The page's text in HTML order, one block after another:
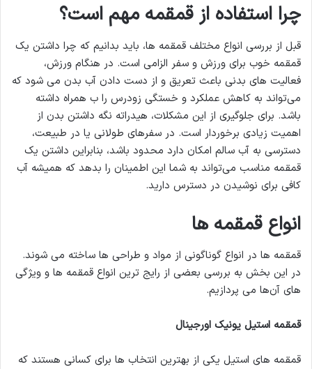
چرا استفاده از قمقمه مهم است؟
قبل از بررسی انواع مختلف قمقمه ها، باید بدانیم که چرا داشتن یک
قمقمه خوب برای ورزش و سفر الزامی است. در هنگام ورزش،
فعالیت های بدنی باعث تعریق و از دست دادن آب بدن می شود که
می‌تواند به کاهش عملکرد و خستگی زودرس را ب همراه داشته
باشد. برای جلوگیری از این مشکلات، هیدراته نگه داشتن بدن از
اهمیت زیادی برخوردار است. در سفرهای طولانی یا در طبیعت،
دسترسی به آب سالم امکان دارد محدود باشد، بنابراین داشتن یک
قمقمه مناسب می‌تواند به شما این اطمینان را بدهد که همیشه آب
کافی برای نوشیدن در دسترس دارید.
انواع قمقمه ها
قمقمه ها در انواع گوناگونی از مواد و طراحی ها ساخته می شوند.
در این بخش به بررسی بعضی از رایج ترین انواع قمقمه ها و ویژگی
های آن‌ها می پردازیم.
قمقمه استیل یونیک اورجینال
قمقمه های استیل یکی از بهترین انتخاب ها برای کسانی هستند که